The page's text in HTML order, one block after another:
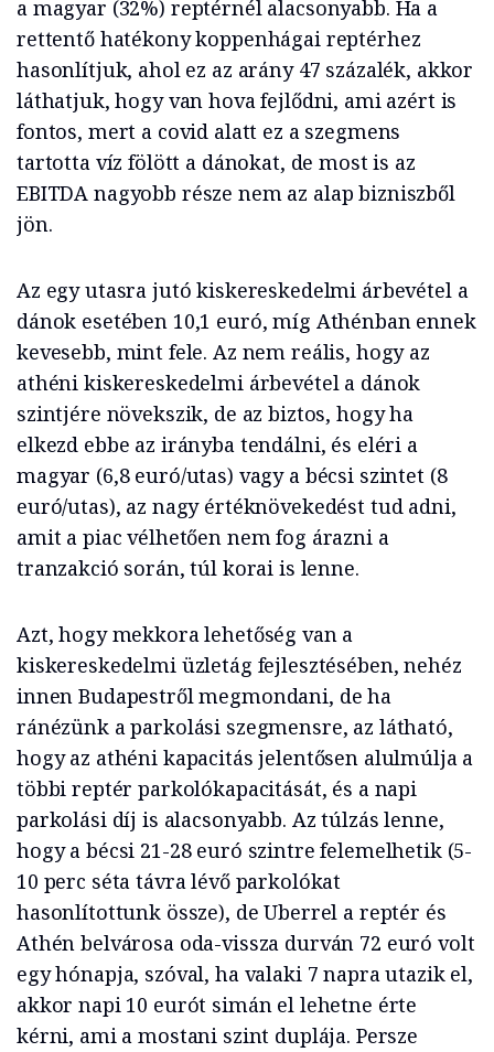
a magyar (32%) reptérnél alacsonyabb. Ha a
rettentő hatékony koppenhágai reptérhez
hasonlítjuk, ahol ez az arány 47 százalék, akkor
láthatjuk, hogy van hova fejlődni, ami azért is
fontos, mert a covid alatt ez a szegmens
tartotta víz fölött a dánokat, de most is az
EBITDA nagyobb része nem az alap bizniszből
jön.
Az egy utasra jutó kiskereskedelmi árbevétel a
dánok esetében 10,1 euró, míg Athénban ennek
kevesebb, mint fele. Az nem reális, hogy az
athéni kiskereskedelmi árbevétel a dánok
szintjére növekszik, de az biztos, hogy ha
elkezd ebbe az irányba tendálni, és eléri a
magyar (6,8 euró/utas) vagy a bécsi szintet (8
euró/utas), az nagy értéknövekedést tud adni,
amit a piac vélhetően nem fog árazni a
tranzakció során, túl korai is lenne.
Azt, hogy mekkora lehetőség van a
kiskereskedelmi üzletág fejlesztésében, nehéz
innen Budapestről megmondani, de ha
ránézünk a parkolási szegmensre, az látható,
hogy az athéni kapacitás jelentősen alulmúlja a
többi reptér parkolókapacitását, és a napi
parkolási díj is alacsonyabb. Az túlzás lenne,
hogy a bécsi 21-28 euró szintre felemelhetik (5-
10 perc séta távra lévő parkolókat
hasonlítottunk össze), de Uberrel a reptér és
Athén belvárosa oda-vissza durván 72 euró volt
egy hónapja, szóval, ha valaki 7 napra utazik el,
akkor napi 10 eurót simán el lehetne érte
kérni, ami a mostani szint duplája. Persze